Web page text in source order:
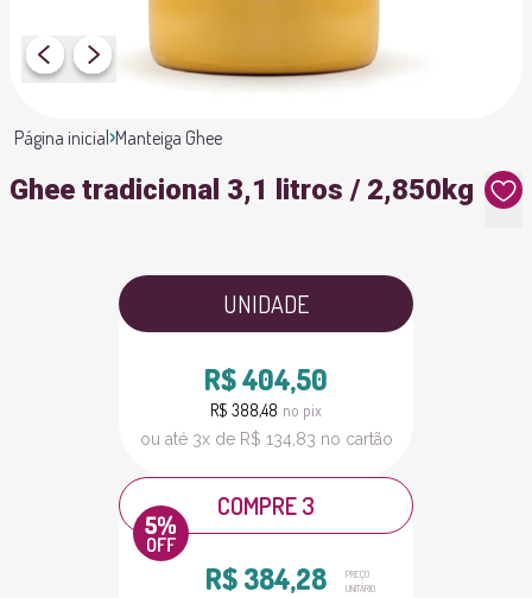
Página inicial Manteiga Ghee
Ghee tradicional 3,1 litros / 2,850kg
UNIDADE
R$ 404,50
R$ 388,48 no pix
ou até 3x de R$ 134,83 no cartão
COMPRE 3
R$ 384,28
PREÇO
UNITÁRIO